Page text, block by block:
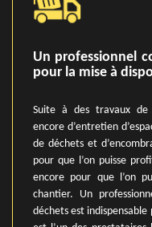
Un professionnel
pour la mise à
Suite à des travaux de
encore d’entretien
de déchets et
pour que l’on puisse
encore pour que l’on
chantier. Un
déchets est